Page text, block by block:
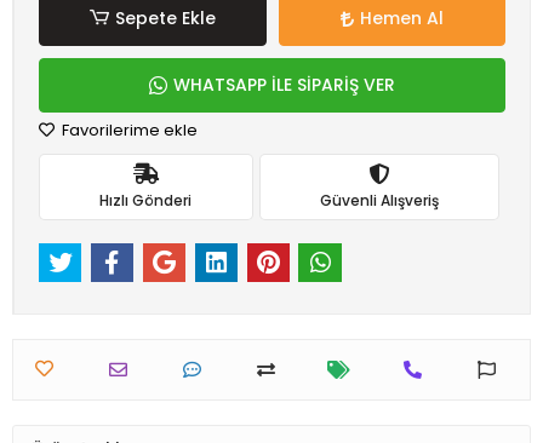
Sepete Ekle Hemen Al
WHATSAPP İLE SİPARİŞ VER
Favorilerime ekle
Hızlı Gönderi Güvenli Alışveriş